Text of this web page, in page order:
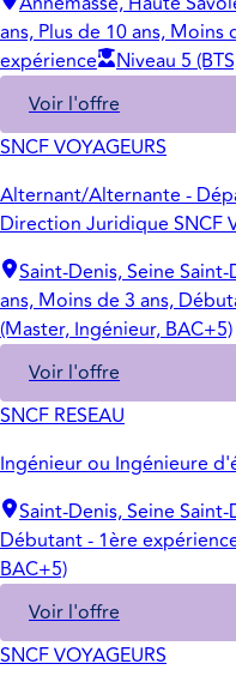
ans, Plus de 10 ans,
expérience
Niveau 5
Voir l'offre
SNCF VOYAGEURS
Alternant/Alternante -
Direction Juridique SNCF
Saint-Denis, Seine Saint-
ans, Moins de 3 ans,
(Master, Ingénieur, BAC+5)
Voir l'offre
SNCF RESEAU
Ingénieur ou Ingénieure
Saint-Denis, Seine Saint-
Débutant - 1ère
BAC+5)
Voir l'offre
SNCF VOYAGEURS